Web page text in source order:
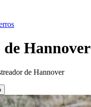
de Hannover
de Hannover